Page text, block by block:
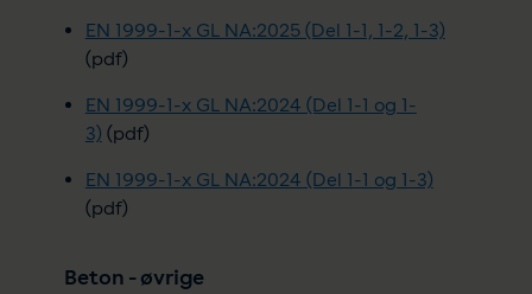
EN 1999-1-x GL NA:2025 (Del 1-1, 1-2, 1-3)
(pdf)
EN 1999-1-x GL NA:2024 (Del 1-1 og 1-
3) (pdf)
EN 1999-1-x GL NA:2024 (Del 1-1 og 1-3)
(pdf)
Beton - øvrige